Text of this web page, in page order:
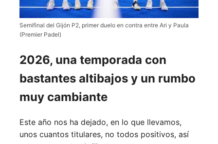
Semifinal del Gijón P2, primer duelo en contra entre Ari y Paula
(Premier Padel)
2026, una temporada con
bastantes altibajos y un rumbo
muy cambiante
Este año nos ha dejado, en lo que llevamos,
unos cuantos titulares, no todos positivos, así